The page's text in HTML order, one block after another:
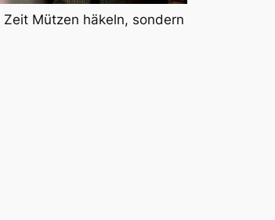
Mützen häkeln, sondern